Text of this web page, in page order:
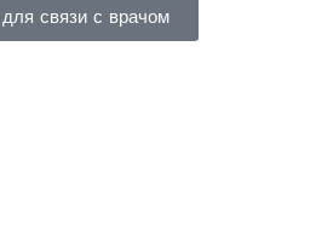
связи с врачом